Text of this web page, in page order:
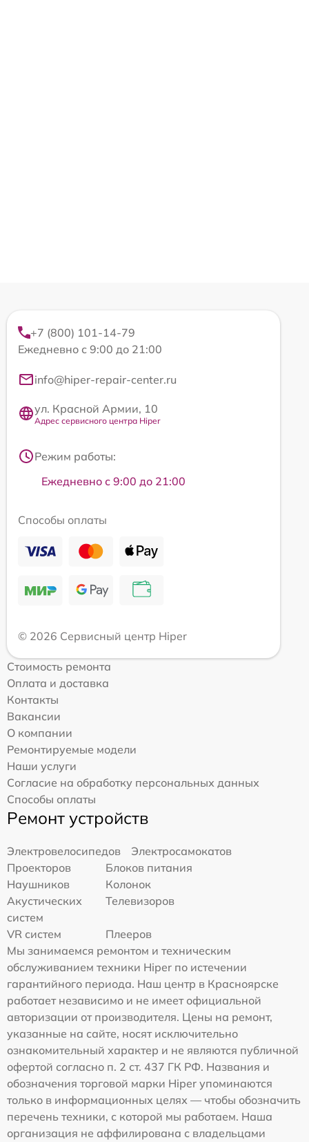
+7 (800) 101-14-79
Ежедневно с 9:00 до 21:00
info@hiper-repair-center.ru
ул. Красной Армии, 10
Адрес сервисного центра Hiper
Режим работы:
Ежедневно с 9:00 до 21:00
Способы оплаты
© 2026 Сервисный центр Hiper
Стоимость ремонта
Оплата и доставка
Контакты
Вакансии
О компании
Ремонтируемые модели
Наши услуги
Согласие на обработку персональных данных
Способы оплаты
Ремонт устройств
Электровелосипедов
Электросамокатов
Проекторов
Блоков питания
Наушников
Колонок
Акустических
систем
Телевизоров
VR систем
Плееров
Мы занимаемся ремонтом и техническим
обслуживанием техники Hiper по истечении
гарантийного периода. Наш центр в Красноярске
работает независимо и не имеет официальной
авторизации от производителя. Цены на ремонт,
указанные на сайте, носят исключительно
ознакомительный характер и не являются публичной
офертой согласно п. 2 ст. 437 ГК РФ. Названия и
обозначения торговой марки Hiper упоминаются
только в информационных целях — чтобы обозначить
перечень техники, с которой мы работаем. Наша
организация не аффилирована с владельцами